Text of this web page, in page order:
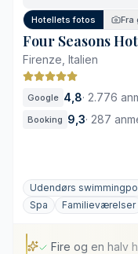
Hotellets fotos Fra
Four Seasons
Firenze, Italien
Google 4,8· 2.776
Booking 9,3· 287
Udendørs
Spa
Familieværelser
Fire og en halv